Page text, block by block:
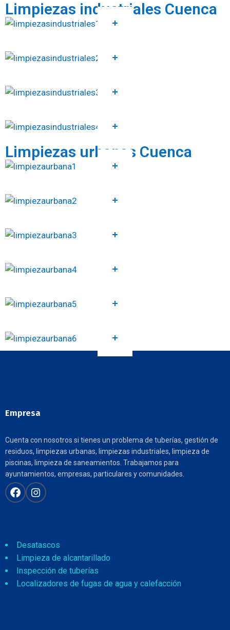
Limpiezas industriales Cuenca
Limpiezas urbanas Cuenca
Empresa
Cuenta con nosotros si tienes un problema de tuberías, gestión de
residuos, limpiezas urbanas, limpiezas industriales, limpieza de
piscinas, limpieza de saneamientos. Trabajamos para
ayuntamientos, empresas, particulares y comunidades.
Desatascos
Limpieza de alcantarillado
Inspección de tuberías
Localizadores de fugas de agua y calefacción